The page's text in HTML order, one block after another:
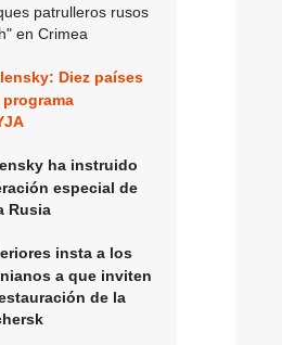
patrulleros rusos
en Crimea
Diez países
ha instruido
especial de
Rusia
insta a los
a que inviten
de la